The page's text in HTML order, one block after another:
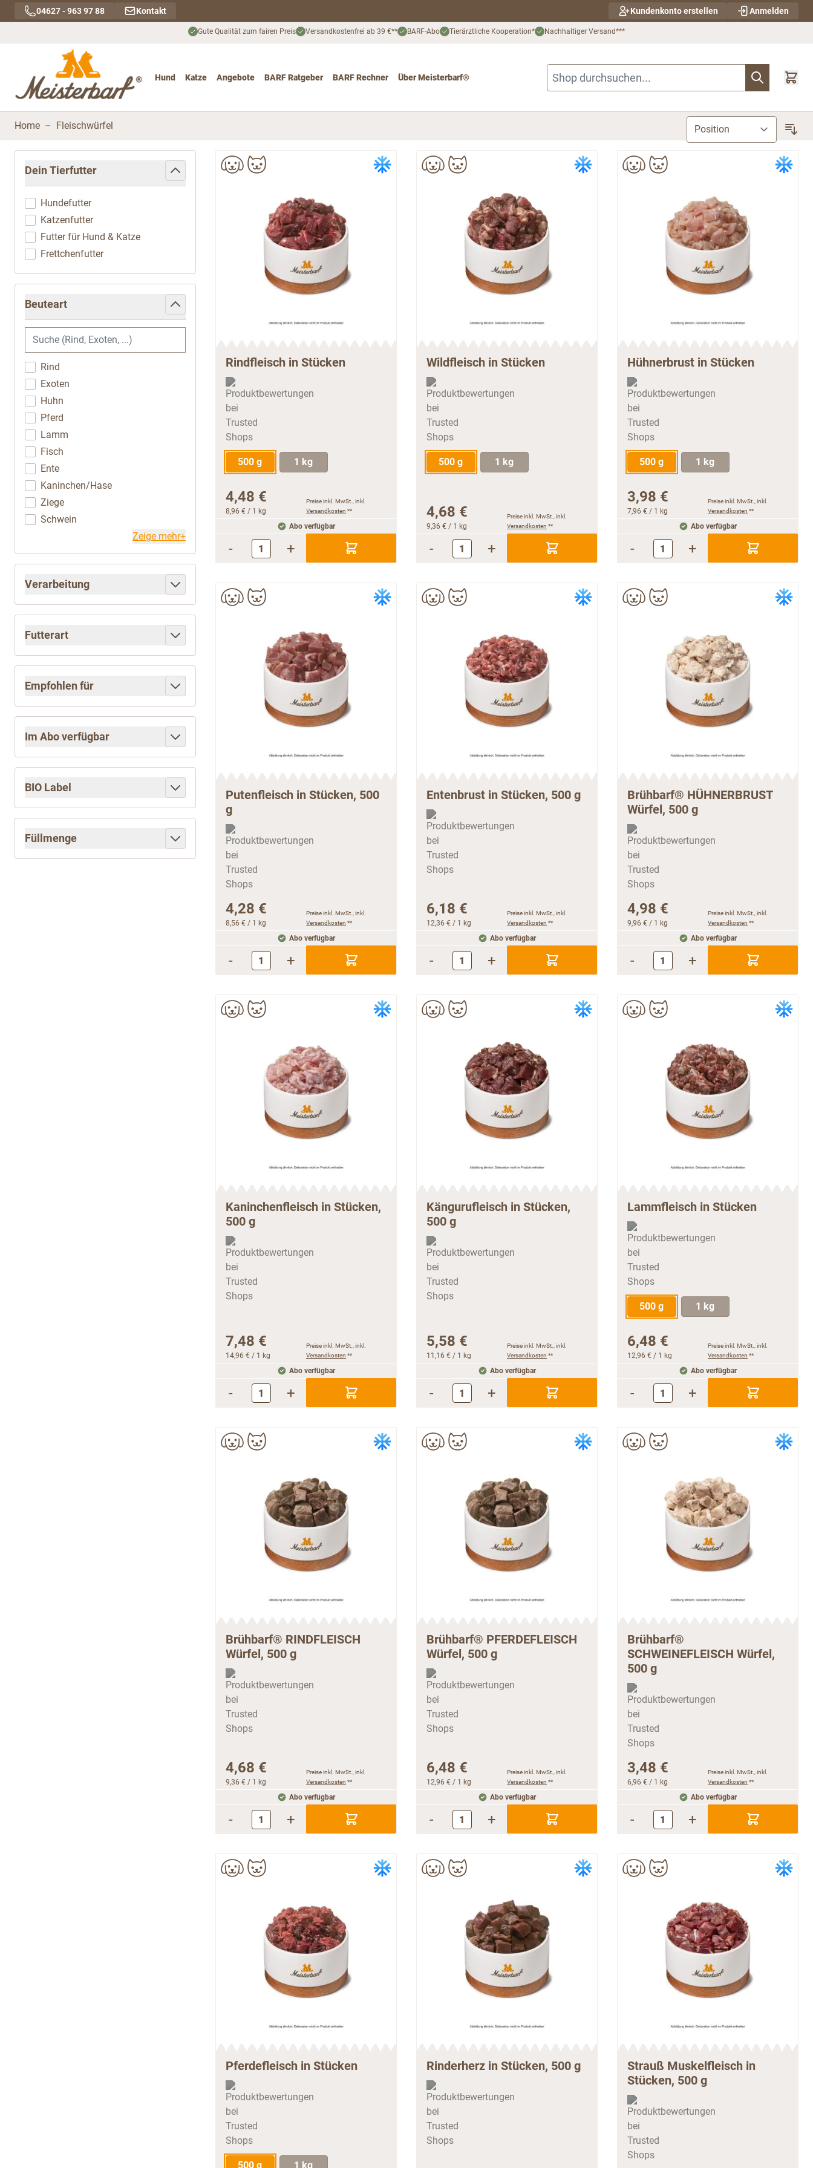
Direkt zum Inhalt
04627 - 963 97 88 Kontakt Kundenkonto erstellen Anmelden
Gute Qualität zum fairen Preis Versandkostenfrei ab 39 €** BARF-Abo Tierärztliche Kooperation* Nachhaltiger Versand***
Hund
Katze
Angebote
BARF Ratgeber BARF Rechner Über Meisterbarf®
Home – Fleischwürfel
Zur Produktliste springen
Dein Tierfutter
filter
Hundefutter
Katzenfutter
Futter für Hund & Katze
Frettchenfutter
Beuteart
filter
Rind
Exoten
Huhn
Pferd
Lamm
Fisch
Ente
Kaninchen/Hase
Ziege
Schwein
Zeige mehr+
Verarbeitung
Futterart
Empfohlen für
Im Abo verfügbar
BIO Label
Füllmenge
Rindfleisch in Stücken
500 g 1 kg
4,48 €
8,96 € / 1 kg
Preise inkl. MwSt., inkl.
Versandkosten **
Abo verfügbar
- +
Wildfleisch in Stücken
500 g 1 kg
4,68 €
9,36 € / 1 kg
Preise inkl. MwSt., inkl.
Versandkosten **
- +
Hühnerbrust in Stücken
500 g 1 kg
3,98 €
7,96 € / 1 kg
Preise inkl. MwSt., inkl.
Versandkosten **
Abo verfügbar
- +
Putenfleisch in Stücken, 500
g
4,28 €
8,56 € / 1 kg
Preise inkl. MwSt., inkl.
Versandkosten **
Abo verfügbar
- +
Entenbrust in Stücken, 500 g
6,18 €
12,36 € / 1 kg
Preise inkl. MwSt., inkl.
Versandkosten **
Abo verfügbar
- +
Brühbarf® HÜHNERBRUST
Würfel, 500 g
4,98 €
9,96 € / 1 kg
Preise inkl. MwSt., inkl.
Versandkosten **
Abo verfügbar
- +
Kaninchenfleisch in Stücken,
500 g
7,48 €
14,96 € / 1 kg
Preise inkl. MwSt., inkl.
Versandkosten **
Abo verfügbar
- +
Kängurufleisch in Stücken,
500 g
5,58 €
11,16 € / 1 kg
Preise inkl. MwSt., inkl.
Versandkosten **
Abo verfügbar
- +
Lammfleisch in Stücken
500 g 1 kg
6,48 €
12,96 € / 1 kg
Preise inkl. MwSt., inkl.
Versandkosten **
Abo verfügbar
- +
Brühbarf® RINDFLEISCH
Würfel, 500 g
4,68 €
9,36 € / 1 kg
Preise inkl. MwSt., inkl.
Versandkosten **
Abo verfügbar
- +
Brühbarf® PFERDEFLEISCH
Würfel, 500 g
6,48 €
12,96 € / 1 kg
Preise inkl. MwSt., inkl.
Versandkosten **
Abo verfügbar
- +
Brühbarf®
SCHWEINEFLEISCH Würfel,
500 g
3,48 €
6,96 € / 1 kg
Preise inkl. MwSt., inkl.
Versandkosten **
Abo verfügbar
- +
Pferdefleisch in Stücken
500 g 1 kg
Rinderherz in Stücken, 500 g
Strauß Muskelfleisch in
Stücken, 500 g